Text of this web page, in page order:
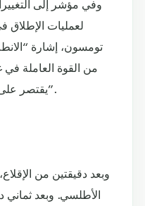
وفي مؤشر إلى
لعمليات الإطلاق
من القوة العاملة
يقتصر على امرأة واحدة في مهمة “أبولو 11”.
وبعد دقيقتين من
الأطلسي. وبعد ثماني